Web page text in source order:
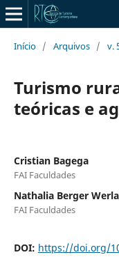
Início / Arquivos / v.
Turismo
teóricas e
Cristian Bagega
FAI Faculdades
Nathalia Berger
FAI Faculdades
DOI: https://doi.org/